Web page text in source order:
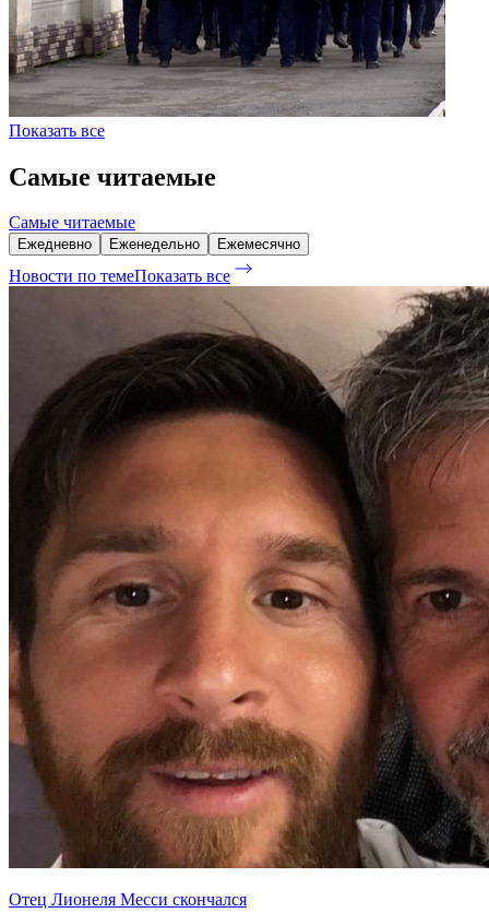
Показать все
Самые читаемые
Самые читаемые
Ежедневно Еженедельно Ежемесячно
Новости по темеПоказать все
Отец Лионеля Месси скончался